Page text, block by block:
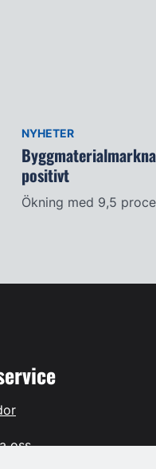
NYHETER
positivt
Ökning med 9,5
oss